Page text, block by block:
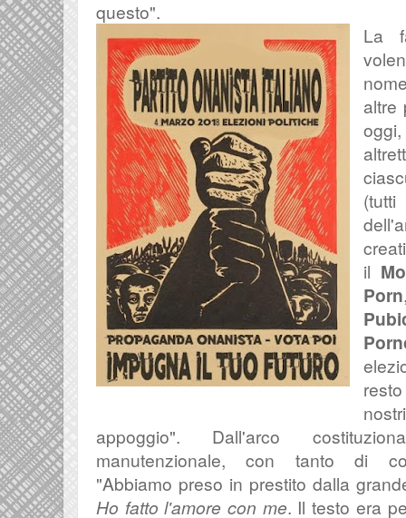
questo".
La
altre
il
Porn
appoggio". Dall'arco
manutenzionale, con tanto di
"Abbiamo preso in prestito dalla
Ho fatto l'amore con me. Il testo era